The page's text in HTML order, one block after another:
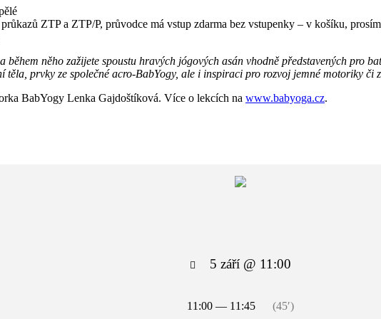
ZTP a ZTP/P, průvodce má vstup zdarma bez vstupenky – v košíku,
něho zažijete spoustu hravých jógových asán vhodně představených pro
těla, prvky ze společné acro-BabYogy, ale i inspiraci pro rozvoj jemné motoriky či
BabYogy Lenka Gajdoštíková. Více o lekcích na www.babyoga.cz.
5 září @ 11:00
11:00 — 11:45 (45′)